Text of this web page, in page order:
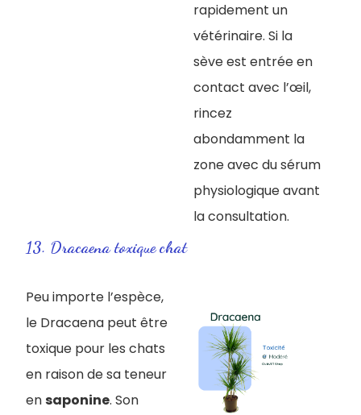
rapidement un
vétérinaire. Si la
sève est entrée en
contact avec l’œil,
rincez
abondamment la
zone avec du sérum
physiologique avant
la consultation.
13. Dracaena toxique chat
Peu importe l’espèce,
le Dracaena peut être
toxique pour les chats
en raison de sa teneur
ensaponine. Son